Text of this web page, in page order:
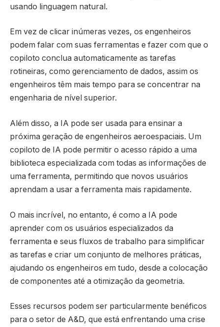
usando linguagem natural.
Em vez de clicar inúmeras vezes, os engenheiros
podem falar com suas ferramentas e fazer com que o
copiloto conclua automaticamente as tarefas
rotineiras, como gerenciamento de dados, assim os
engenheiros têm mais tempo para se concentrar na
engenharia de nível superior.
Além disso, a IA pode ser usada para ensinar a
próxima geração de engenheiros aeroespaciais. Um
copiloto de IA pode permitir o acesso rápido a uma
biblioteca especializada com todas as informações de
uma ferramenta, permitindo que novos usuários
aprendam a usar a ferramenta mais rapidamente.
O mais incrível, no entanto, é como a IA pode
aprender com os usuários especializados da
ferramenta e seus fluxos de trabalho para simplificar
as tarefas e criar um conjunto de melhores práticas,
ajudando os engenheiros em tudo, desde a colocação
de componentes até a otimização da geometria.
Esses recursos podem ser particularmente benéficos
para o setor de A&D, que está enfrentando uma crise